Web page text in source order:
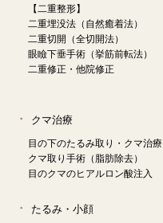
【二重整形】
二重埋没法（自然癒着法）
二重切開（全切開法）
眼瞼下垂手術（挙筋前転法）
二重修正・他院修正
クマ治療
目の下のたるみ取り・クマ治療
クマ取り手術（脂肪除去）
目のクマのヒアルロン酸注入
たるみ・小顔